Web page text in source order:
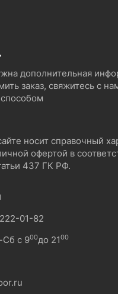
дополнительная
заказ, свяжитесь с
носит справочный
офертой в
437 ГК РФ.
01-82
с 900до 2100